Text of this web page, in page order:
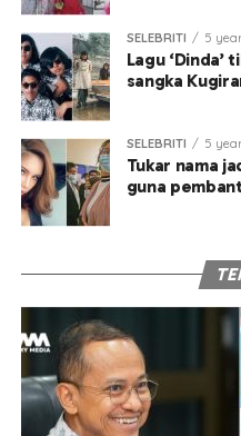
SELEBRITI 5
Lagu
sangka
SELEBRITI 5
Tukar nama
guna